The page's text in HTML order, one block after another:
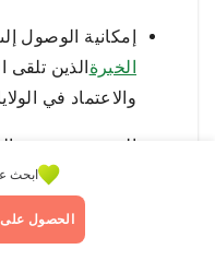
إمكانية الوصول إلى
الخبرةالذين تلقى
والاعتماد في
القرب من حدود
خيارات سفر
الحافلة، خاصة
ابحث
الحصول